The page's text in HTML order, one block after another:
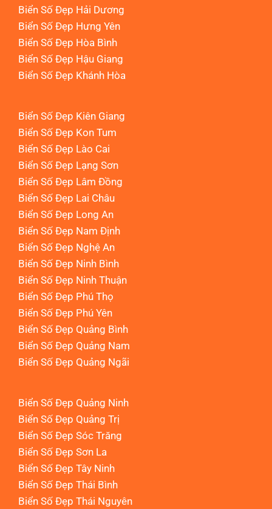
Biển Số Đẹp Hải Dương
Biển Số Đẹp Hưng Yên
Biển Số Đẹp Hòa Bình
Biển Số Đẹp Hậu Giang
Biển Số Đẹp Khánh Hòa
Biển Số Đẹp Kiên Giang
Biển Số Đẹp Kon Tum
Biển Số Đẹp Lào Cai
Biển Số Đẹp Lạng Sơn
Biển Số Đẹp Lâm Đồng
Biển Số Đẹp Lai Châu
Biển Số Đẹp Long An
Biển Số Đẹp Nam Định
Biển Số Đẹp Nghệ An
Biển Số Đẹp Ninh Bình
Biển Số Đẹp Ninh Thuận
Biển Số Đẹp Phú Thọ
Biển Số Đẹp Phú Yên
Biển Số Đẹp Quảng Bình
Biển Số Đẹp Quảng Nam
Biển Số Đẹp Quảng Ngãi
Biển Số Đẹp Quảng Ninh
Biển Số Đẹp Quảng Trị
Biển Số Đẹp Sóc Trăng
Biển Số Đẹp Sơn La
Biển Số Đẹp Tây Ninh
Biển Số Đẹp Thái Bình
Biển Số Đẹp Thái Nguyên